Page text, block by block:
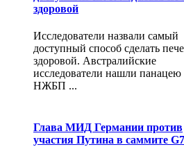
здоровой
Исследователи назвали самый
доступный способ сделать
здоровой. Австралийские
исследователи нашли панацею
НЖБП ...
Глава МИД Германии против
участия Путина в саммите G7